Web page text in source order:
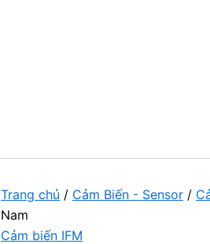
Trang chủ / Cảm Biến - Sensor /
Nam
Cảm biến IFM